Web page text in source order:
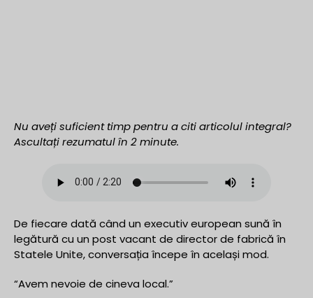
Nu aveți suficient timp pentru a citi articolul integral?
Ascultați rezumatul în 2 minute.
De fiecare dată când un executiv european sună în
legătură cu un post vacant de director de fabrică în
Statele Unite, conversația începe în același mod.
“Avem nevoie de cineva local.”